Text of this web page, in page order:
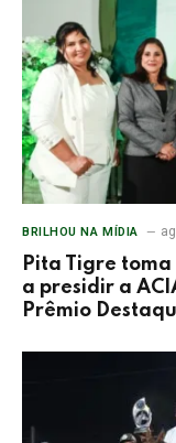
BRILHOU NA MÍDIA
Pita Tigre
a presidir a
Prêmio